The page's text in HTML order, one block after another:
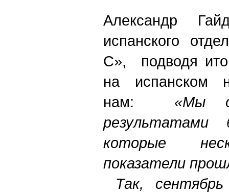
Александр
испанского
С», подводя
на испанском
нам: «Мы
результатами
которые
показатели
Так, сентябрь